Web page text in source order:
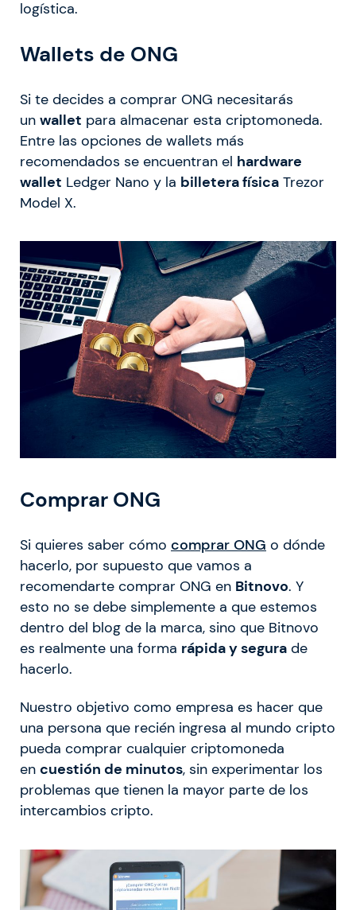
logística.
Wallets de ONG
Si te decides a comprar ONG necesitarás
un wallet para almacenar esta criptomoneda.
Entre las opciones de wallets más
recomendados se encuentran el hardware
wallet Ledger Nano y la billetera física Trezor
Model X.
Comprar ONG
Si quieres saber cómo comprar ONG o dónde
hacerlo, por supuesto que vamos a
recomendarte comprar ONG en Bitnovo. Y
esto no se debe simplemente a que estemos
dentro del blog de la marca, sino que Bitnovo
es realmente una forma rápida y segura de
hacerlo.
Nuestro objetivo como empresa es hacer que
una persona que recién ingresa al mundo cripto
pueda comprar cualquier criptomoneda
en cuestión de minutos, sin experimentar los
problemas que tienen la mayor parte de los
intercambios cripto.